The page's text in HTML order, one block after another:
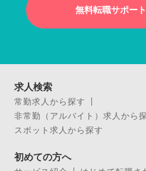
無料転職サポー
求人検索
常勤求人から探す
非常勤（アルバイト）求人から
スポット求人から探す
初めての方へ